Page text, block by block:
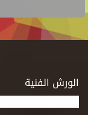
الورش الفنية